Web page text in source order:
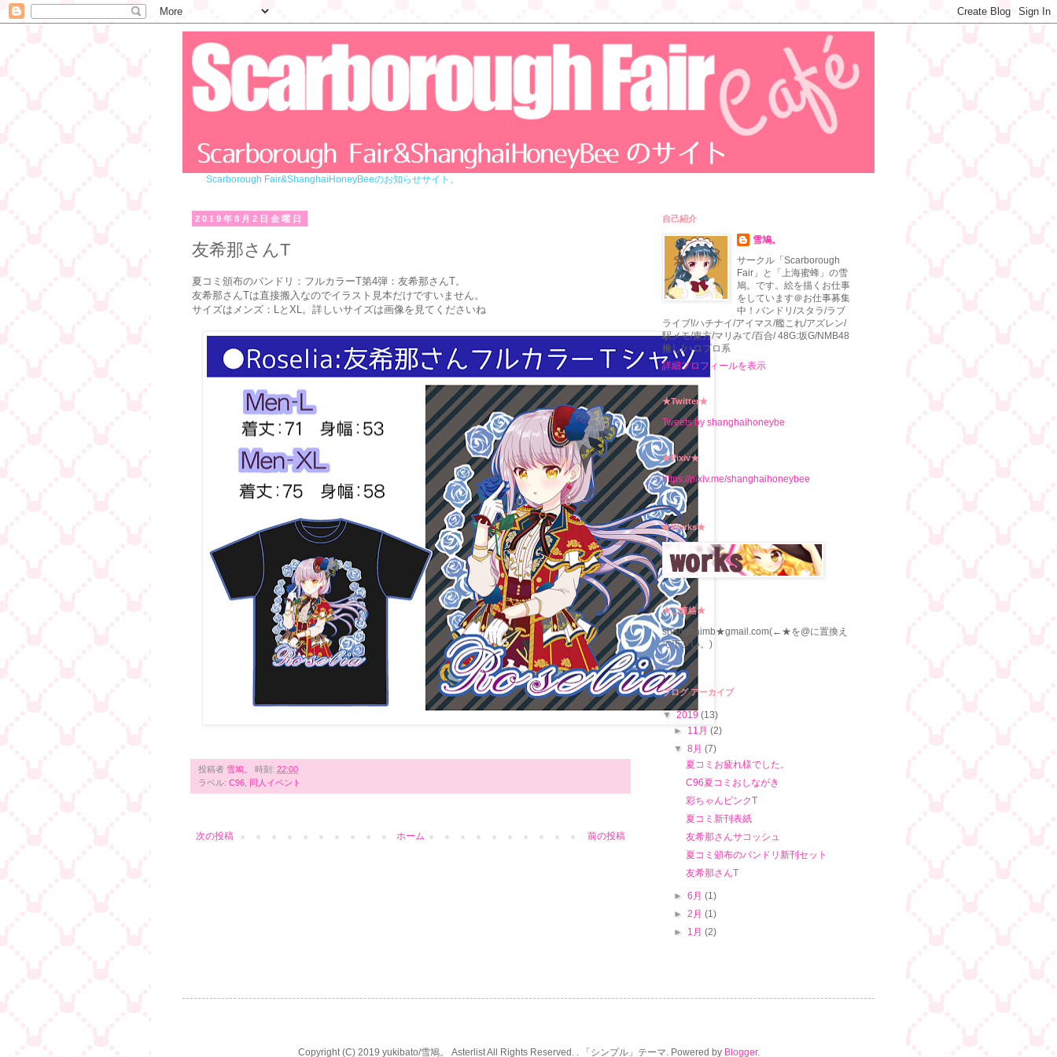
Scarborough Fair&ShanghaiHoneyBeeのお知らせサイト。
2019年8月2日金曜日
友希那さんT
夏コミ頒布のバンドリ：フルカラーT第4弾：友希那さんT。
友希那さんTは直接搬入なのでイラスト見本だけですいません。
サイズはメンズ：LとXL。詳しいサイズは画像を見てくださいね
投稿者 雪鳩。 時刻: 22:00
ラベル: C96 同人イベント
次の投稿 前の投稿
ホーム
自己紹介
雪鳩。
サークル「Scarborough
Fair」と「上海蜜蜂」の雪
鳩。です。絵を描くお仕事
をしています＠お仕事募集
中！バンドリ/スタラ/ラブ
ライブ!/ハチナイ/アイマス/艦これ/アズレン/
駅メモ/東方/マリみて/百合/ 48G:坂G/NMB48
推し/ハロプロ系
詳細プロフィールを表示
★Twitter★
Tweets by shanghaihoneybe
★Pixiv★
https://pixiv.me/shanghaihoneybee
★Works★
★ご連絡★
shanghaimb★gmail.com(←★を@に置換え
て下さい。)
ブログ アーカイブ
▼ 2019 (13)
► 11月(2)
▼8月(7)
夏コミお疲れ様でした。
C96夏コミおしながき
彩ちゃんピンクT
夏コミ新刊表紙
友希那さんサコッシュ
夏コミ頒布のバンドリ新刊セット
友希那さんT
►6月(1)
►2月(1)
► 1月(2)
Copyright (C) 2019 yukibato/雪鳩。 Asterlist All Rights Reserved. . 「シンプル」テーマ. Powered by Blogger.